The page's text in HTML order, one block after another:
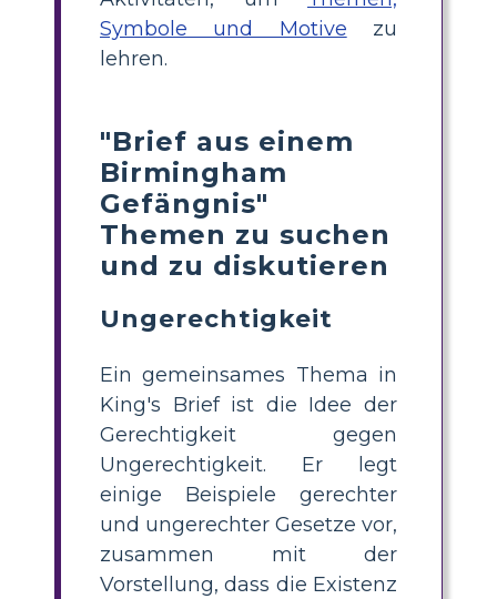
Symbole und Motive zu
lehren.
"Brief aus einem
Birmingham
Gefängnis"
Themen zu suchen
und zu diskutieren
Ungerechtigkeit
Ein gemeinsames Thema in
King's Brief ist die Idee der
Gerechtigkeit gegen
Ungerechtigkeit. Er legt
einige Beispiele gerechter
und ungerechter Gesetze vor,
zusammen mit der
Vorstellung, dass die Existenz